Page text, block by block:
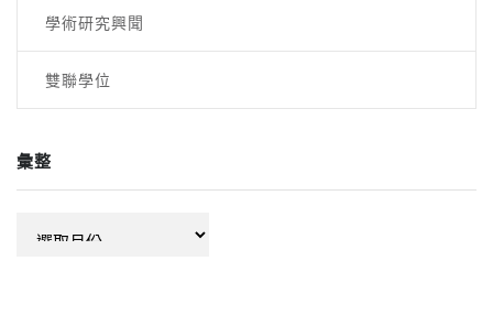
學術研究興聞
雙聯學位
彙整